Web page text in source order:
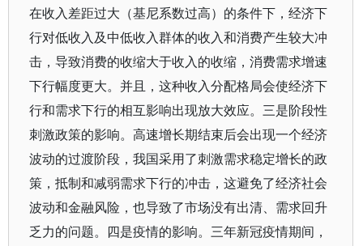
在收入差距过大（基尼系数过高）的条件下，经济下
行对低收入及中低收入群体的收入和消费产生较大冲
击，导致消费的收缩大于收入的收缩，消费需求增速
下行幅度更大。并且，这种收入分配格局会使经济下
行和需求下行的相互影响出现放大效应。三是阶段性
刺激政策的影响。高速增长期结束后会出现一个经济
波动的过渡阶段，我国采用了刺激需求稳定增长的政
策，抵制和减弱需求下行的冲击，这避免了经济社会
波动和金融风险，也导致了市场没有出清、需求回升
乏力的问题。四是疫情的影响。三年新冠疫情期间，